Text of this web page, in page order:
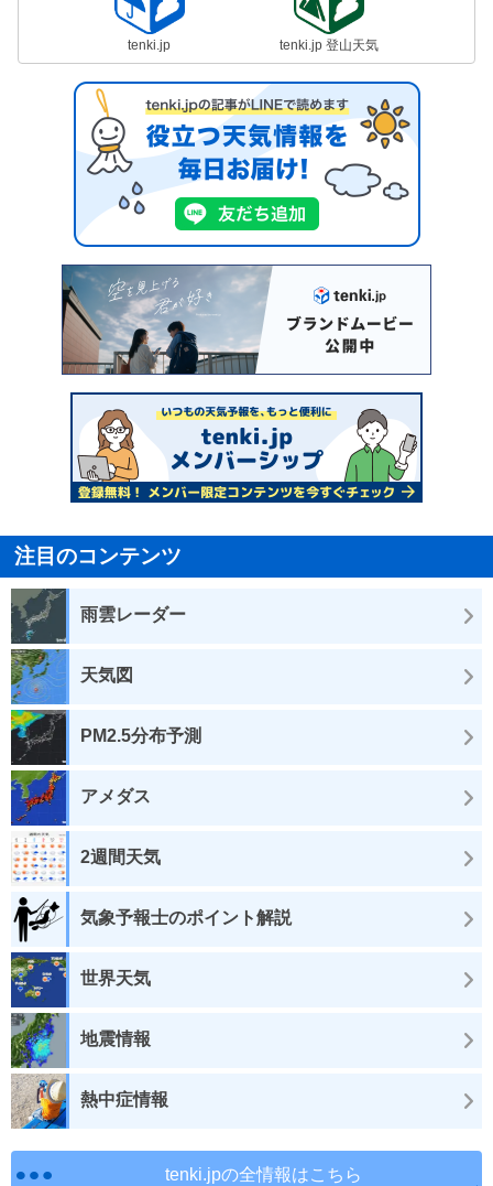
tenki.jp tenki.jp 登山天気
注目のコンテンツ
雨雲レーダー
天気図
PM2.5分布予測
アメダス
2週間天気
気象予報士のポイント解説
世界天気
地震情報
熱中症情報
tenki.jpの全情報はこちら